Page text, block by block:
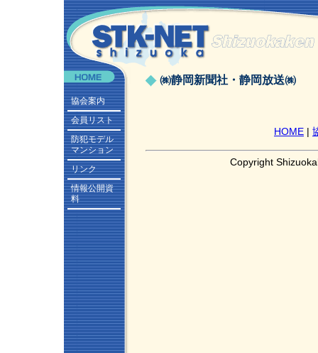
協会案内
会員リスト
防犯モデル
マンション
リンク
情報公開資
料
㈱静岡新聞社・静岡放送㈱
HOME |
Copyright